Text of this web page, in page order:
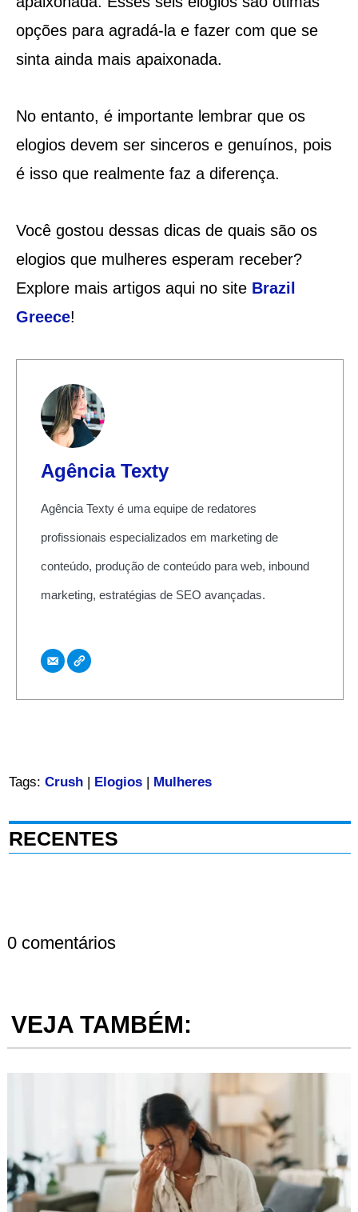
opções para agradá-la e fazer com que se
sinta ainda mais apaixonada.
No entanto, é importante lembrar que os
elogios devem ser sinceros e genuínos, pois
é isso que realmente faz a diferença.
Você gostou dessas dicas de quais são os
elogios que mulheres esperam receber?
Explore mais artigos aqui no site Brazil
Greece!
Agência Texty
Agência Texty é uma equipe de redatores
profissionais especializados em marketing de
conteúdo, produção de conteúdo para web, inbound
marketing, estratégias de SEO avançadas.
Tags: Crush| Elogios| Mulheres
RECENTES
0 comentários
VEJA TAMBÉM: